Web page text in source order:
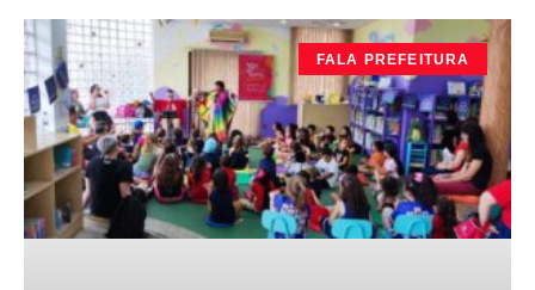
FALA PREFEITURA